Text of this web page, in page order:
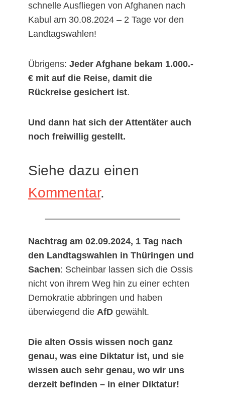
schnelle Ausfliegen von Afghanen nach
Kabul am 30.08.2024 – 2 Tage vor den
Landtagswahlen!
Übrigens: Jeder Afghane bekam 1.000.-
€ mit auf die Reise, damit die
Rückreise gesichert ist.
Und dann hat sich der Attentäter auch
noch freiwillig gestellt.
Siehe dazu einen
Kommentar.
Nachtrag am 02.09.2024, 1 Tag nach
den Landtagswahlen in Thüringen und
Sachen: Scheinbar lassen sich die Ossis
nicht von ihrem Weg hin zu einer echten
Demokratie abbringen und haben
überwiegend die AfD gewählt.
Die alten Ossis wissen noch ganz
genau, was eine Diktatur ist, und sie
wissen auch sehr genau, wo wir uns
derzeit befinden – in einer Diktatur!